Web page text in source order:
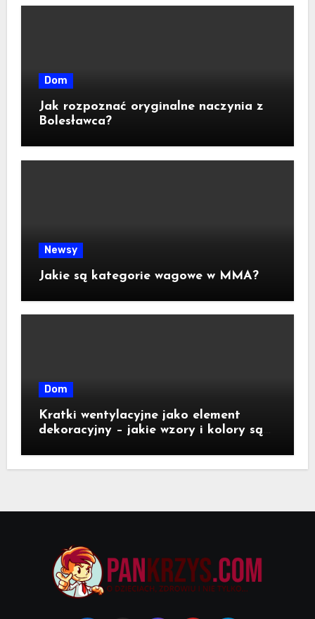
Dom
Jak rozpoznać oryginalne naczynia z
Bolesławca?
Newsy
Jakie są kategorie wagowe w MMA?
Dom
Kratki wentylacyjne jako element
dekoracyjny – jakie wzory i kolory są